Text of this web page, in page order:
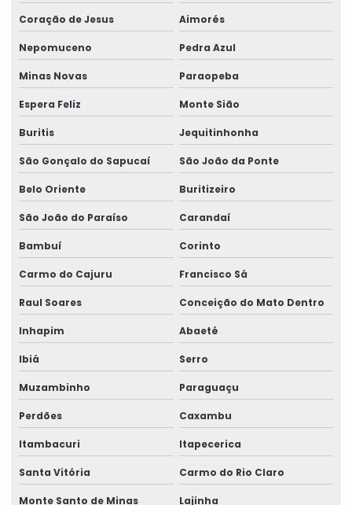
Rótulos Adesivos Em Bopp
Rótulos Adesivos Em Bopp Transparente
Rótulos Adesivos Em Diferentes Formatos
Rótulos Adesivos Em Diferentes Medidas
Rótulos Adesivos Metalizados
Rótulos Adesivos Para Alimentos
Rótulos Adesivos Para Cosméticos
Rótulos Adesivos Para Empresas De Alimentos
Rótulos Adesivos Para Eventos E Festas
Rótulos Adesivos Para Identificação De Produtos
Rótulos Adesivos Personalizados
Rótulos Adesivos Transparentes Para Produtos
Rótulos Com Acabamento Fosco
Coração de Jesus Aimorés
Nepomuceno Pedra Azul
Minas Novas Paraopeba
Espera Feliz Monte Sião
Buritis Jequitinhonha
São Gonçalo do Sapucaí São João da Ponte
Belo Oriente Buritizeiro
São João do Paraíso Carandaí
Bambuí Corinto
Carmo do Cajuru Francisco Sá
Raul Soares Conceição do Mato Dentro
Inhapim Abaeté
Ibiá Serro
Muzambinho Paraguaçu
Perdões Caxambu
Itambacuri Itapecerica
Santa Vitória Carmo do Rio Claro
Monte Santo de Minas Lajinha